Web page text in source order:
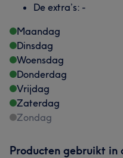
De extra’s: -
Maandag
Dinsdag
Woensdag
Donderdag
Vrijdag
Zaterdag
Zondag
Producten gebruikt in